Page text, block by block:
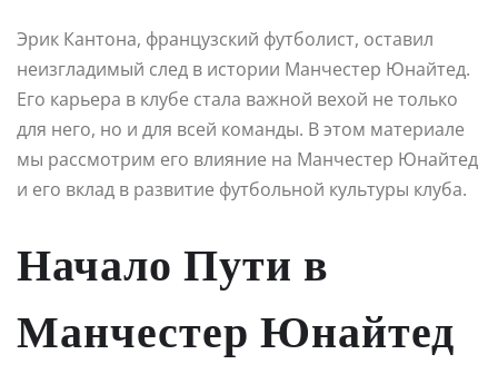
Эрик Кантона, французский футболист, оставил
неизгладимый след в истории Манчестер Юнайтед.
Его карьера в клубе стала важной вехой не только
для него, но и для всей команды. В этом материале
мы рассмотрим его влияние на Манчестер Юнайтед
и его вклад в развитие футбольной культуры клуба.
Начало Пути в
Манчестер Юнайтед